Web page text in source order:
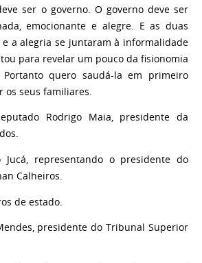
ser o governo. O governo deve ser
emocionante e alegre. E as duas
e a alegria se juntaram à informalidade
para revelar um pouco da fisionomia
quero saudá-la em primeiro
seus familiares.
Rodrigo Maia, presidente da
Jucá, representando o presidente do
Calheiros.
de estado.
presidente do Tribunal Superior